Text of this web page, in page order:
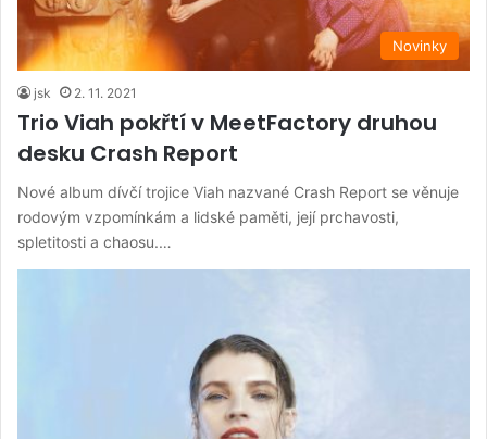
Novinky
jsk 2. 11. 2021
Trio Viah pokřtí v MeetFactory druhou
desku Crash Report
Nové album dívčí trojice Viah nazvané Crash Report se věnuje
rodovým vzpomínkám a lidské paměti, její prchavosti,
spletitosti a chaosu.…